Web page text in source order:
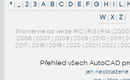
*| _| 2| 3| A| B| C| D| E| F| G| H| I| L|
W | X | Z |
Proměnné od verze: R12 | R13 | R14 | 2000
2006 | 2007 | 2008 | 2009 | 2010 | 2011 |
2017 | 2018 | 2019 | 2020 | 2021 | 2022 |
Přehled všech AutoCAD
jen neobsažené